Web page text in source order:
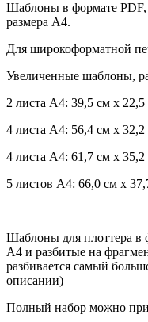
Шаблоны в формате PDF,
размера А4.
Для широкоформатной
Увеличенные шаблоны,
2 листа А4: 39,5 см х 22,5
4 листа А4: 56,4 см х 32,2
4 листа А4: 61,7 см х 35,2
5 листов А4: 66,0 см х
Шаблоны для плоттера в
А4 и разбитые на
разбивается самый
описании)
Полный набор можно